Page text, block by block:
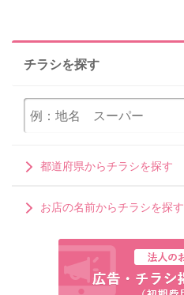
チラシを探す
都道府県からチラシを探す
お店の名前からチラシを探す